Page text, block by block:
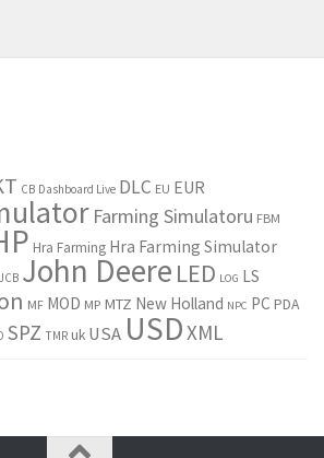
CB Dashboard Live DLC EU EUR
Farming Simulatoru FBM
Hra Farming Hra Farming Simulator
JCB John Deere LED LOG LS
MF MOD MP MTZ New Holland NPC PC PDA
SPZ TMR uk USA USDXML